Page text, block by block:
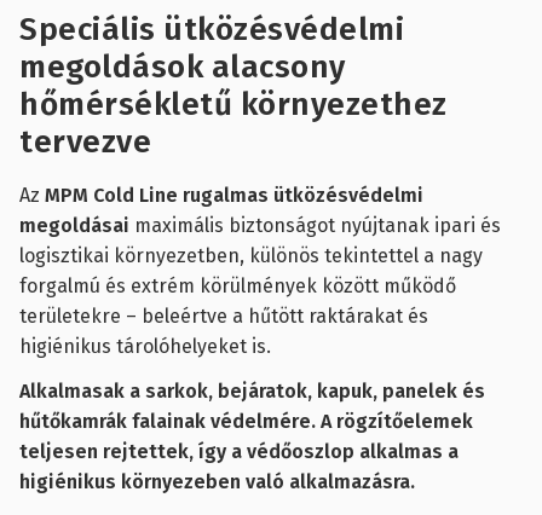
Speciális ütközésvédelmi
megoldások alacsony
hőmérsékletű környezethez
tervezve
Az MPM Cold Line rugalmas ütközésvédelmi
megoldásai maximális biztonságot nyújtanak ipari és
logisztikai környezetben, különös tekintettel a nagy
forgalmú és extrém körülmények között működő
területekre – beleértve a hűtött raktárakat és
higiénikus tárolóhelyeket is.
Alkalmasak a sarkok, bejáratok, kapuk, panelek és
hűtőkamrák falainak védelmére. A rögzítőelemek
teljesen rejtettek, így a védőoszlop alkalmas a
higiénikus környezeben való alkalmazásra.